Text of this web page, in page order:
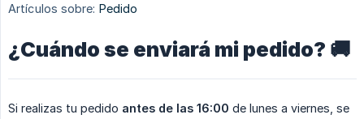
Artículos sobre: Pedido
¿Cuándo se enviará mi pedido? 🚚
Si realizas tu pedido antes de las 16:00 de lunes a viernes, se